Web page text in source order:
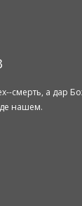
смерть, а дар
нашем.